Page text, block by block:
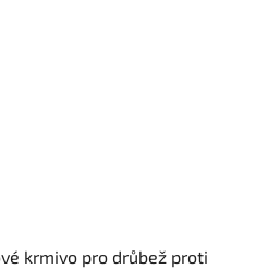
krmivo pro drůbež proti